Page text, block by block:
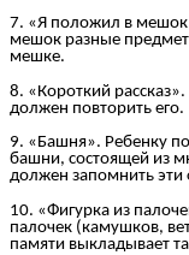
7. «Я положил в
мешок разные
мешке.
8. «Короткий
должен повторить его.
9. «Башня». Ребенку
башни, состоящей из
должен запомнить эти
10. «Фигурка из
палочек (камушков,
памяти выкладывает